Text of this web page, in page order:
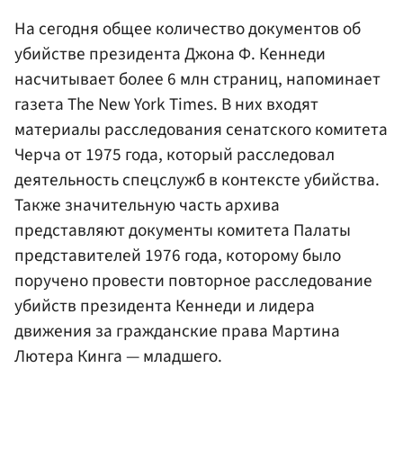
На сегодня общее количество документов об
убийстве президента Джона Ф. Кеннеди
насчитывает более 6 млн страниц, напоминает
газета The New York Times. В них входят
материалы расследования сенатского комитета
Черча от 1975 года, который расследовал
деятельность спецслужб в контексте убийства.
Также значительную часть архива
представляют документы комитета Палаты
представителей 1976 года, которому было
поручено провести повторное расследование
убийств президента Кеннеди и лидера
движения за гражданские права Мартина
Лютера Кинга — младшего.